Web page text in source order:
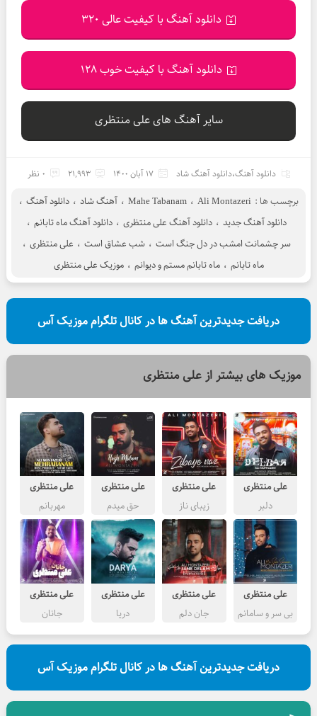
دانلود آهنگ با کیفیت عالی 320
دانلود آهنگ با کیفیت خوب 128
سایر آهنگ های علی منتظری
دانلود آهنگ،دانلود آهنگ شاد 17 آبان 1400 21,993 0 نظر
برچسب ها : Ali Montazeri ، Mahe Tabanam ، آهنگ شاد ، دانلود آهنگ ،
دانلود آهنگ جدید ، دانلود آهنگ علی منتظری ، دانلود آهنگ ماه تابانم ،
سر چشمانت امشب در دل جنگ است ، شب عشاق است ، علی منتظری ،
ماه تابانم ، ماه تابانم مستم و دیوانم ، موزیک علی منتظری
دریافت جدیدترین آهنگ ها در کانال تلگرام موزیک آس
موزیک های بیشتر از علی منتظری
علی منتظری
دلبر
علی منتظری
زیبای ناز
علی منتظری
حق میدم
علی منتظری
مهربانم
علی منتظری
بی سر و سامانم
علی منتظری
جان دلم
علی منتظری
دریا
علی منتظری
جانان
دریافت جدیدترین آهنگ ها در کانال تلگرام موزیک آس